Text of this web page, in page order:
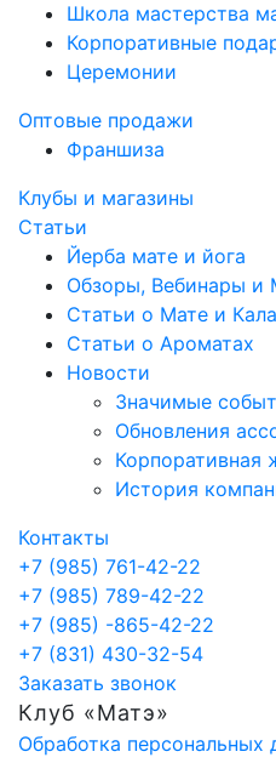
Школа мастерства
Корпоративные
Церемонии
Оптовые продажи
Франшиза
Клубы и магазины
Статьи
Йерба мате и йога
Обзоры, Вебинары и
Статьи о Мате и
Статьи о Ароматах
Новости
Значимые
Обновления
Корпоративная
История
Контакты
+7 (985) 761-42-22
+7 (985) 789-42-22
+7 (985) -865-42-22
+7 (831) 430-32-54
Заказать звонок
Клуб «Матэ»
Обработка персональных